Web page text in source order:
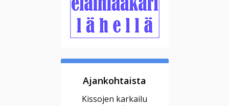
Ajankohtaista
Kissojen karkailu